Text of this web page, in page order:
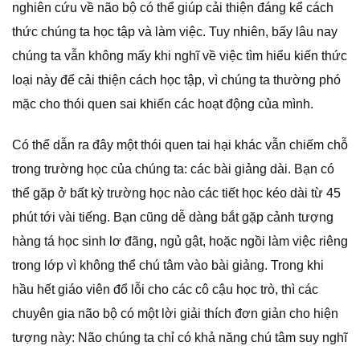
nghiên cứu về não bộ có thể giúp cải thiện đáng kể cách
thức chúng ta học tập và làm việc. Tuy nhiên, bấy lâu nay
chúng ta vẫn không mấy khi nghĩ về việc tìm hiểu kiến thức
loại này để cải thiện cách học tập, vì chúng ta thường phó
mặc cho thói quen sai khiến các hoạt động của mình.
Có thể dẫn ra đây một thói quen tai hại khác vẫn chiếm chỗ
trong trường học của chúng ta: các bài giảng dài. Bạn có
thể gặp ở bất kỳ trường học nào các tiết học kéo dài từ 45
phút tới vài tiếng. Bạn cũng dễ dàng bắt gặp cảnh tượng
hàng tá học sinh lơ đãng, ngủ gật, hoặc ngồi làm việc riêng
trong lớp vì không thể chú tâm vào bài giảng. Trong khi
hầu hết giáo viên đổ lỗi cho các cô cậu học trò, thì các
chuyên gia não bộ có một lời giải thích đơn giản cho hiện
tượng này: Não chúng ta chỉ có khả năng chú tâm suy nghĩ